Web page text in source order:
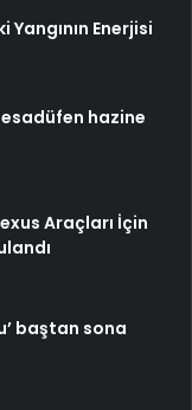
Enerjisi
hazine
Araçları İçin
baştan sona